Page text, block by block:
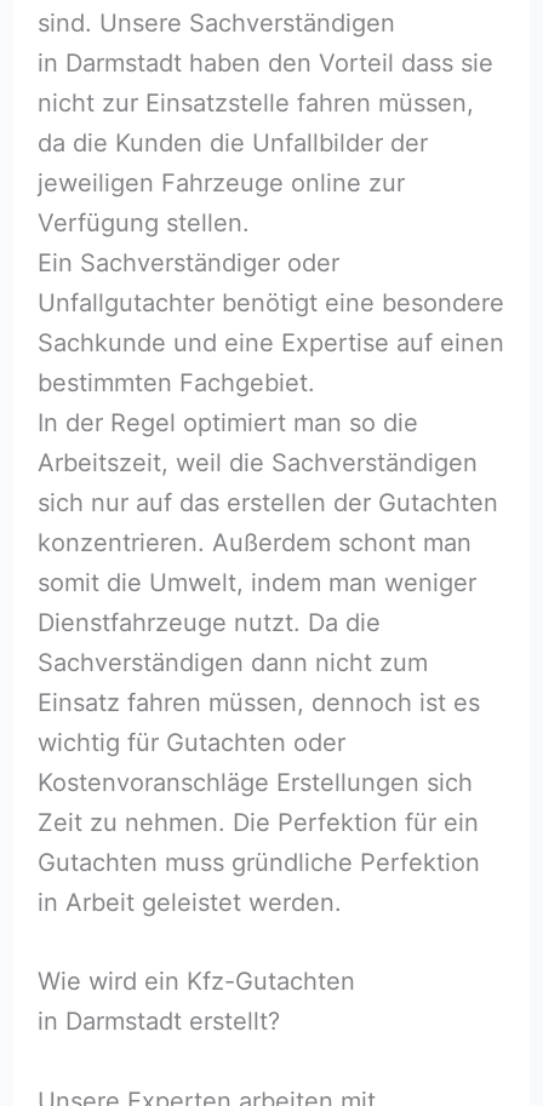
sind. Unsere Sachverständigen
in Darmstadt haben den Vorteil dass sie
nicht zur Einsatzstelle fahren müssen,
da die Kunden die Unfallbilder der
jeweiligen Fahrzeuge online zur
Verfügung stellen.
Ein Sachverständiger oder
Unfallgutachter benötigt eine besondere
Sachkunde und eine Expertise auf einen
bestimmten Fachgebiet.
In der Regel optimiert man so die
Arbeitszeit, weil die Sachverständigen
sich nur auf das erstellen der Gutachten
konzentrieren. Außerdem schont man
somit die Umwelt, indem man weniger
Dienstfahrzeuge nutzt. Da die
Sachverständigen dann nicht zum
Einsatz fahren müssen, dennoch ist es
wichtig für Gutachten oder
Kostenvoranschläge Erstellungen sich
Zeit zu nehmen. Die Perfektion für ein
Gutachten muss gründliche Perfektion
in Arbeit geleistet werden.
Wie wird ein Kfz-Gutachten
in Darmstadt erstellt?